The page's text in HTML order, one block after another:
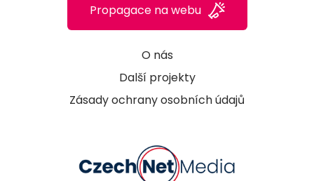
O nás
Další projekty
Zásady ochrany osobních údajů
Propagace na webu